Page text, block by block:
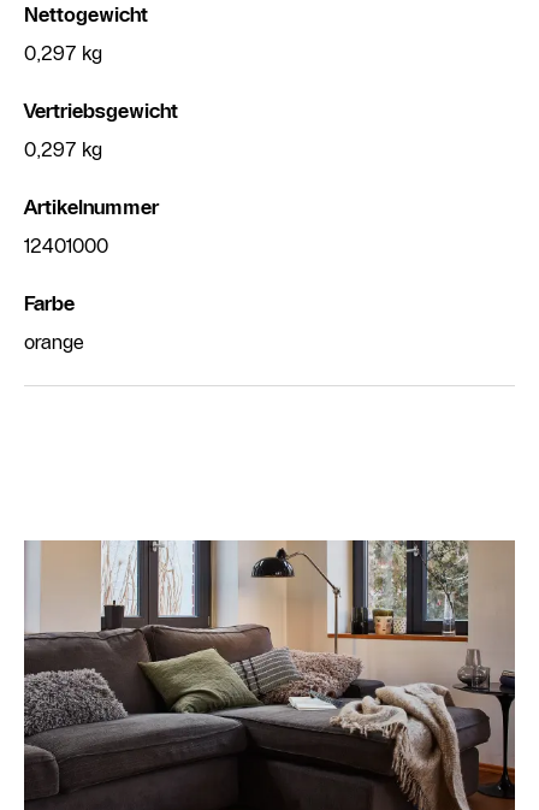
Nettogewicht
0,297 kg
Vertriebsgewicht
0,297 kg
Artikelnummer
12401000
Farbe
orange